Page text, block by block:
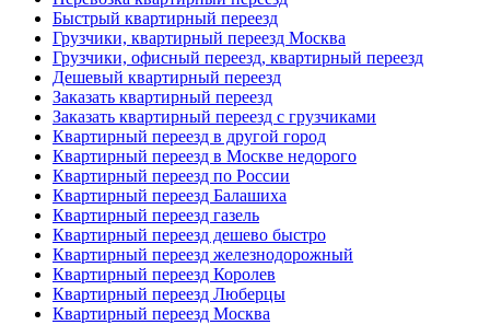
Быстрый квартирный переезд
Грузчики, квартирный переезд Москва
Грузчики, офисный переезд, квартирный переезд
Дешевый квартирный переезд
Заказать квартирный переезд
Заказать квартирный переезд с грузчиками
Квартирный переезд в другой город
Квартирный переезд в Москве недорого
Квартирный переезд по России
Квартирный переезд Балашиха
Квартирный переезд газель
Квартирный переезд дешево быстро
Квартирный переезд железнодорожный
Квартирный переезд Королев
Квартирный переезд Люберцы
Квартирный переезд Москва